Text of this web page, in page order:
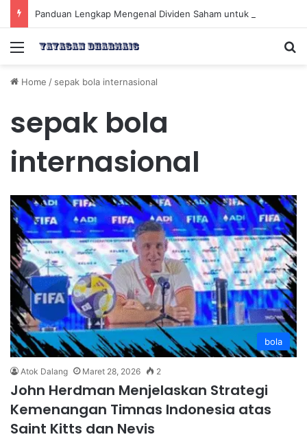
Menu
Home / sepak bola internasional
sepak bola
internasional
bola
Atok Dalang Maret 28, 2026 2
John Herdman Menjelaskan Strategi
Kemenangan Timnas Indonesia atas
Saint Kitts dan Nevis